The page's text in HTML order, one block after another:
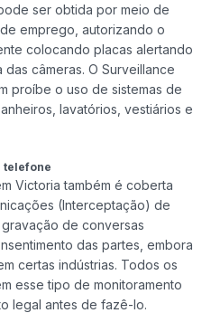
ser obtida por meio de
emprego, autorizando o
colocando placas alertando
câmeras. O Surveillance
proíbe o uso de sistemas de
lavatórios, vestiários e
telefone
Victoria também é coberta
(Interceptação) de
de conversas
das partes, embora
certas indústrias. Todos os
esse tipo de monitoramento
legal antes de fazê-lo.